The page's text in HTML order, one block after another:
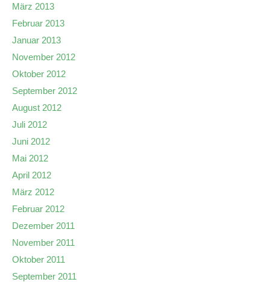
März 2013
Februar 2013
Januar 2013
November 2012
Oktober 2012
September 2012
August 2012
Juli 2012
Juni 2012
Mai 2012
April 2012
März 2012
Februar 2012
Dezember 2011
November 2011
Oktober 2011
September 2011